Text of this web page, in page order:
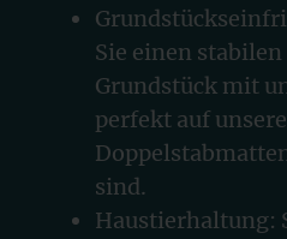
Sie einen
Grundstück mit
perfekt auf
sind.
Haustierhaltung: